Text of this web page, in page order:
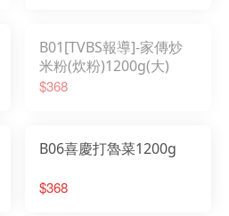
B01[TVBS報導]-家傳炒
米粉(炊粉)1200g(大)
$368
B06喜慶打魯菜1200g
$368